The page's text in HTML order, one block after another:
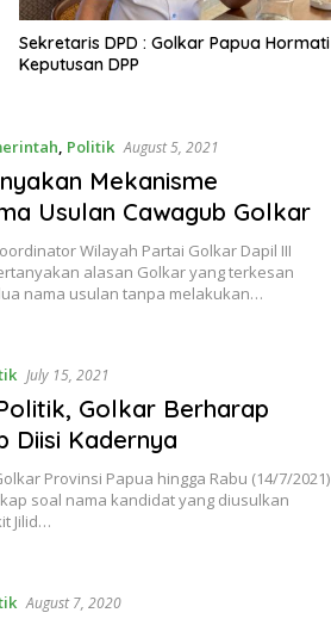
Sekretaris DPD : Golkar Papua Hormati
Keputusan DPP
, Politik August 5, 2021
Mekanisme
Usulan Cawagub Golkar
Wilayah Partai Golkar Dapil III
alasan Golkar yang terkesan
nama usulan tanpa melakukan…
July 15, 2021
Golkar Berharap
Diisi Kadernya
Provinsi Papua hingga Rabu (14/7/2021)
soal nama kandidat yang diusulkan
Jilid…
August 7, 2020